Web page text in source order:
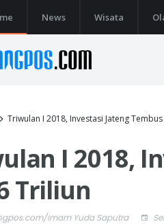
News Wisata
Triwulan I 2018, Investasi Jateng
I 2018,
Triliun
Imam Yuda Saputra